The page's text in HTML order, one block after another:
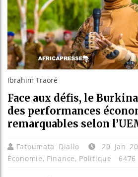
Ibrahim Traoré
Face aux défis, le
des performances
remarquables selon
Fatoumata Diallo 20 Jan
Économie, Finance, Politique